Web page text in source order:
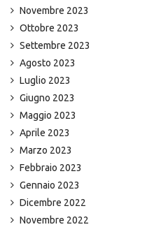
Novembre 2023
Ottobre 2023
Settembre 2023
Agosto 2023
Luglio 2023
Giugno 2023
Maggio 2023
Aprile 2023
Marzo 2023
Febbraio 2023
Gennaio 2023
Dicembre 2022
Novembre 2022